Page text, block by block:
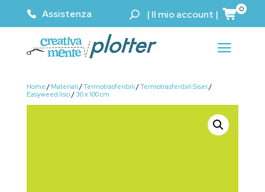
Assistenza | Il mio account | 0
Home / Materiali /Termotrasferibili /Termotrasferibili Siser/
Easyweed lisci / 30 x 100 cm